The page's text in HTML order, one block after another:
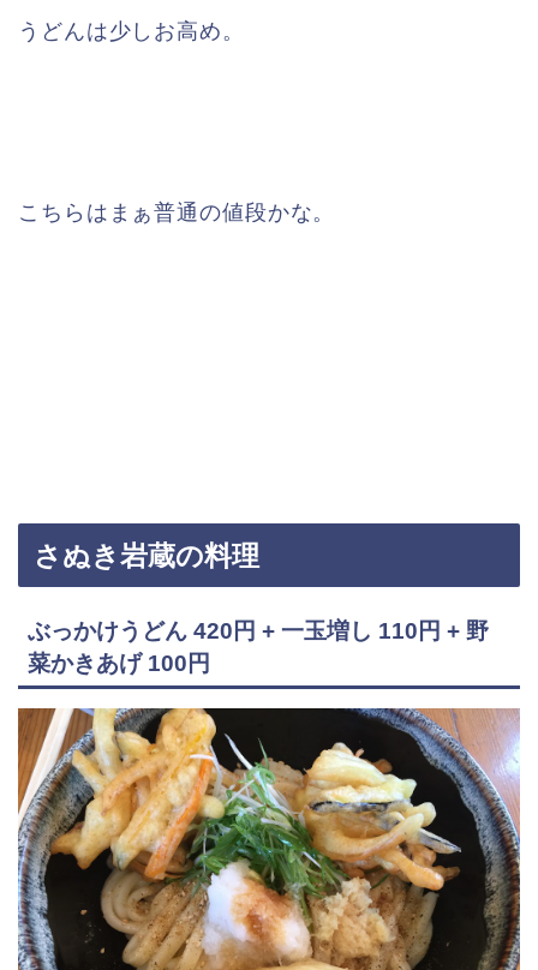
うどんは少しお高め。
こちらはまぁ普通の値段かな。
さぬき岩蔵の料理
ぶっかけうどん 420円 + 一玉増し 110円 + 野
菜かきあげ 100円